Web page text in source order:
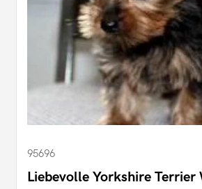
95696
Liebevolle Yorkshire Terrier